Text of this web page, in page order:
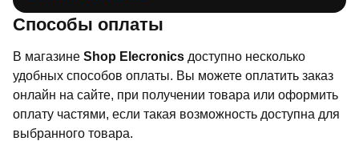
Способы оплаты
В магазине Shop Elecronics доступно несколько
удобных способов оплаты. Вы можете оплатить заказ
онлайн на сайте, при получении товара или оформить
оплату частями, если такая возможность доступна для
выбранного товара.